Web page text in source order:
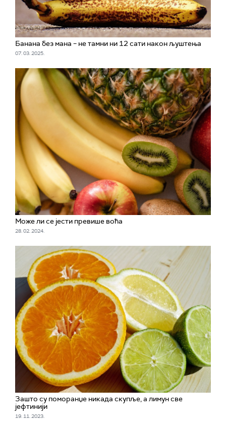
Банана без мана – не тамни ни 12 сати након љуштења
07. 03. 2025.
Може ли се јести превише воћа
28. 02. 2024.
Зашто су поморанџе никада скупље, а лимун све
јефтинији
19. 11. 2023.